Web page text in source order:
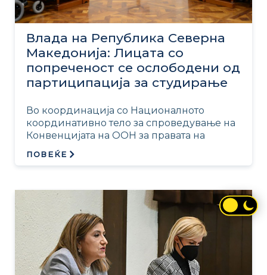
Влада на Република Северна
Македонија: Лицата со
попреченост се ослободени од
партиципација за студирање
Во координација со Националното
координативно тело за спроведување на
Конвенцијата на ООН за правата на
ПОВЕЌЕ